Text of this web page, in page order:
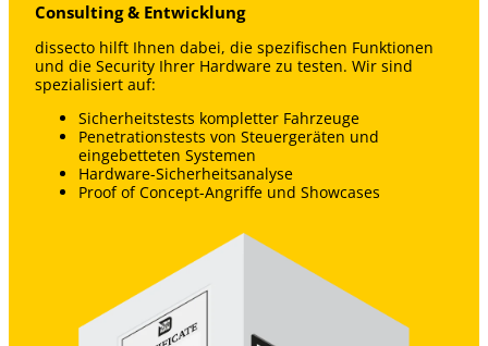
Consulting & Entwicklung
dissecto hilft Ihnen dabei, die spezifischen Funktionen
und die Security Ihrer Hardware zu testen. Wir sind
spezialisiert auf:
Sicherheitstests kompletter Fahrzeuge
Penetrationstests von Steuergeräten und
eingebetteten Systemen
Hardware-Sicherheitsanalyse
Proof of Concept-Angriffe und Showcases